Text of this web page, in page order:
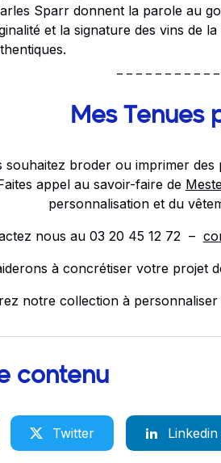
Sparr donnent la parole au
et la signature des vins de
Mes Tenues
souhaitez broder ou imprimer des
appel au savoir-faire de
personnalisation et du
nous au 03 20 45 12 72 –
à concrétiser votre projet
notre collection à
contenu
Twitter Linkedin